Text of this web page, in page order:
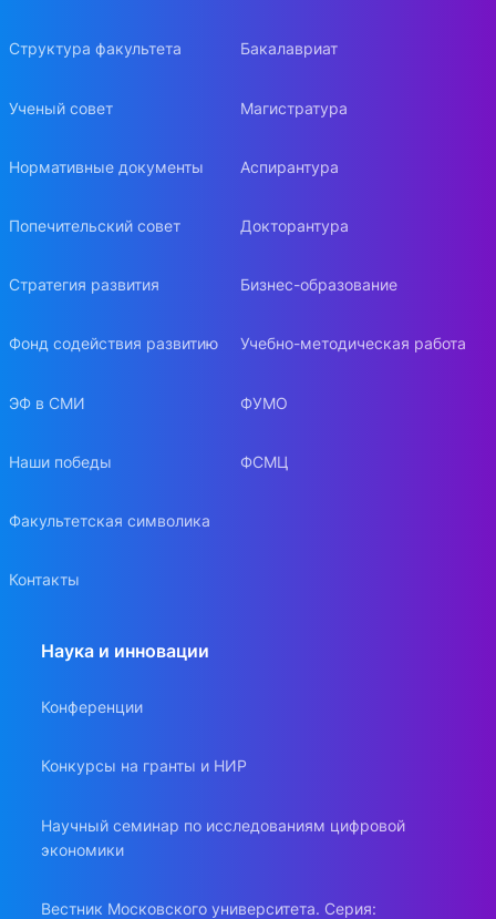
Структура факультета
Ученый совет
Нормативные документы
Попечительский совет
Стратегия развития
Фонд содействия развитию
ЭФ в СМИ
Наши победы
Факультетская символика
Контакты
Бакалавриат
Магистратура
Аспирантура
Докторантура
Бизнес-образование
Учебно-методическая работа
ФУМО
ФСМЦ
Наука и инновации
Конференции
Конкурсы на гранты и НИР
Научный семинар по исследованиям цифровой
экономики
Вестник Московского университета. Серия: